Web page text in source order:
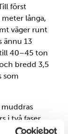
först
långa,
väger runt
ännu 13
40–45 ton
bredd 3,5
som
muddras
i två faser,